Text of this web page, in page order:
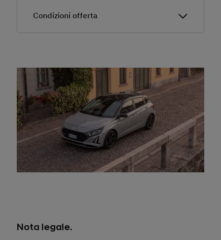
Condizioni offerta
Offerta valida solo presso i concessionari Hyundai
aderenti.
Offerta riferita a
Hyundai i20 MY26 Connectline 1.0
T-GDI 90 CV MT.
L’offerta Noleggio Hyundai Renting Business si
applica solo con noleggio a 48 Mesi e fino a 40.000
km, con anticipo di € 4.100 iva esclusa.
Nota legale.